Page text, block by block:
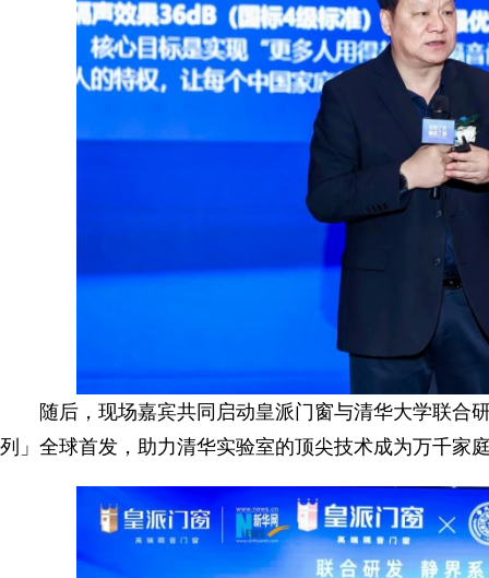
随后，现场嘉宾共同启动皇派门窗与清华大学联合
列」全球首发，助力清华实验室的顶尖技术成为万千家